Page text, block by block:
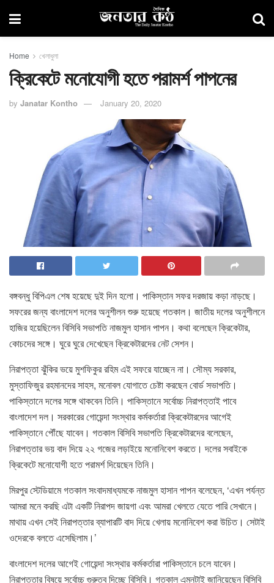
Home খেলাধুলা
ক্রিকেটে মনোযোগী হতে পরামর্শ পাপনের
by Janatar Kontho January 20, 2020
বঙ্গবন্ধু বিপিএল শেষ হয়েছে দুই দিন হলো। পাকিস্তান সফর দরজায় কড়া নাড়ছে।
সফরের জন্য বাংলাদেশ দলের অনুশীলন শুরু হয়েছে গতকাল। জাতীয় দলের অনুশীলনে
হাজির হয়েছিলেন বিসিবি সভাপতি নাজমুল হাসান পাপন। কথা বলেছেন ক্রিকেটার,
কোচদের সঙ্গে। ঘুরে ঘুরে দেখেছেন ক্রিকেটারদের নেট সেশন।
নিরাপত্তা ঝুঁকির ভয়ে মুশফিকুর রহিম এই সফরে যাচ্ছেন না। সৌম্য সরকার,
মুস্তাফিজুর রহমানদের সাহস, মনোবল যোগাতে চেষ্টা করছেন বোর্ড সভাপতি।
পাকিস্তানে দলের সঙ্গে থাকবেন তিনি। পাকিস্তানে সর্বোচ্চ নিরাপত্তাই পাবে
বাংলাদেশ দল। সরকারের গোয়েন্দা সংস্থার কর্মকর্তারা ক্রিকেটারদের আগেই
পাকিস্তানে পৌঁছে যাবেন। গতকাল বিসিবি সভাপতি ক্রিকেটারদের বলেছেন,
নিরাপত্তার ভয় বাদ দিয়ে ২২ গজের লড়াইয়ে মনোনিবেশ করতে। দলের সবাইকে
ক্রিকেটে মনোযোগী হতে পরামর্শ দিয়েছেন তিনি।
মিরপুর স্টেডিয়ামে গতকাল সংবাদমাধ্যমকে নাজমুল হাসান পাপন বলেছেন, ‘এখন পর্যন্ত
আমরা মনে করছি এটা একটি নিরাপদ জায়গা এবং আমরা খেলতে যেতে পারি সেখানে।
মাথায় এখন সেই নিরাপত্তার ব্যাপারটি বাদ দিয়ে খেলায় মনোনিবেশ করা উচিত। সেটাই
ওদেরকে বলতে এসেছিলাম।’
বাংলাদেশ দলের আগেই গোয়েন্দা সংস্থার কর্মকর্তারা পাকিস্তানে চলে যাবেন।
নিরাপত্তার বিষয়ে সর্বোচ্চ গুরুত্ব দিচ্ছে বিসিবি। গতকাল এমনটাই জানিয়েছেন বিসিবি